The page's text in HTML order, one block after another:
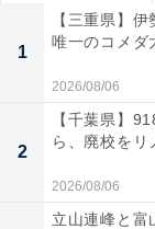
1
【三重県】
唯一のコメダ
2026/08/06
2
【千葉県】
ら、廃校をリ
2026/08/06
立山連峰と富